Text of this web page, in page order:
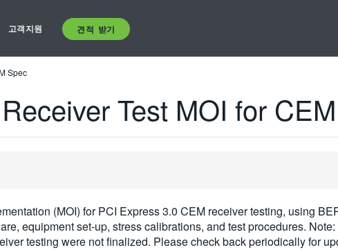
고객지원 견적 받기
Spec
Test MOI for
(MOI) for PCI Express 3.0 CEM receiver testing, using
equipment set-up, stress calibrations, and test procedures.
testing were not finalized. Please check back periodically for